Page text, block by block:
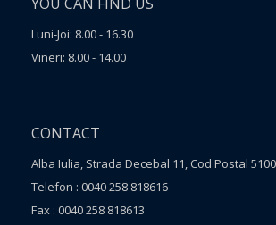
Luni-Joi: 8.00 - 16.30
Vineri: 8.00 - 14.00
CONTACT
Alba Iulia, Strada Decebal 11, Cod Postal
Telefon : 0040 258 818616
Fax : 0040 258 818613